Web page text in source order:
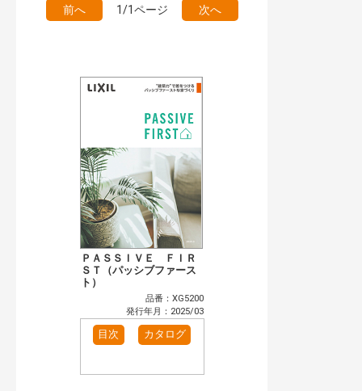
キーワード検索（あいまい）
まずはここから（2）
リフォームおすすめ（2）
省エネ住宅関連（5）
補助金・優遇制度を知る（1）
カテゴリー
窓・シャッター（2）
玄関ドア・引戸（2）
インテリア建材（2）
エクステリア（2）
キッチン（2）
浴室（2）
洗面化粧室（1）
水栓金具（1）
高性能住宅工法（2）
その他（1）
前へ
1/1ページ 次へ
ＰＡＳＳＩＶＥ ＦＩＲ
ＳＴ（パッシブファース
ト）
品番：XG5200
発行年月：2025/03
目次 カタログ